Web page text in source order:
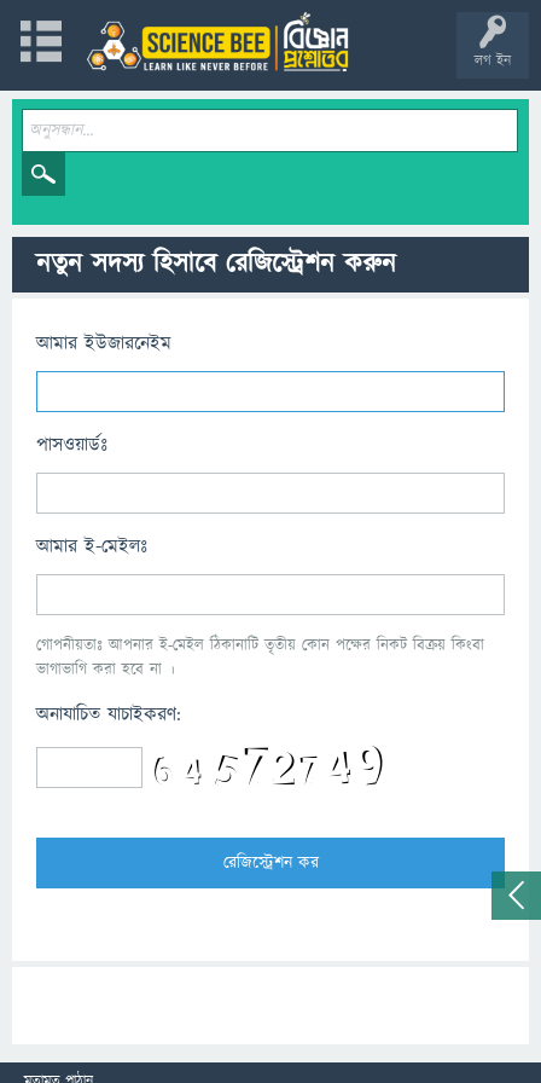
লগ ইন
নতুন সদস্য হিসাবে রেজিস্ট্রেশন করুন
আমার ইউজারনেইম
পাসওয়ার্ডঃ
আমার ই-মেইলঃ
গোপনীয়তাঃ আপনার ই-মেইল ঠিকানাটি তৃতীয় কোন পক্ষের নিকট বিক্রয় কিংবা
ভাগাভাগি করা হবে না ।
অনাযাচিত যাচাইকরণ: